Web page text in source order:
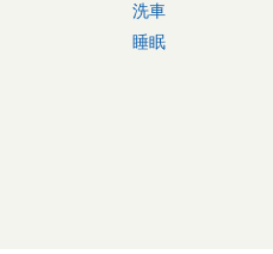
洗車
睡眠